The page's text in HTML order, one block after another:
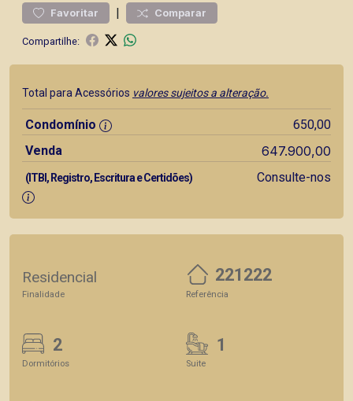
Favoritar | Comparar
Compartilhe:
Total para Acessórios valores sujeitos a alteração.
Condomínio
650,00
Venda
647.900,00
(ITBI, Registro, Escritura e Certidões) Consulte-nos
Residencial
Finalidade
221222
Referência
2
Dormitórios
1
Suite